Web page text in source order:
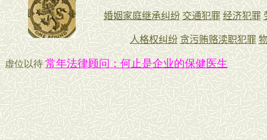
虚位以待常年法律顾问：何止是企业的保健医生